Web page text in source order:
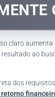
claro aumenta
ao
dos